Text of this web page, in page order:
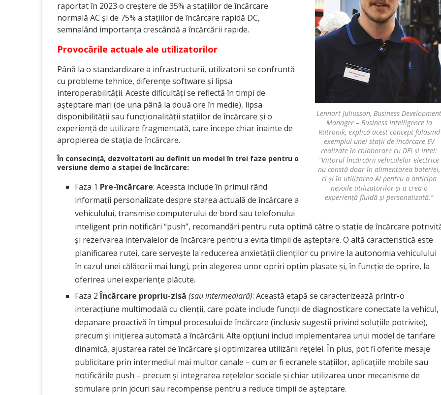
Lennart Juliusson, Business Development
Manager – Business Intelligence la
Rutronik, explică acest concept folosind
exemplul unei stații de încărcare EV
realizate în colaborare cu DFI și Intel:
“Viitorul încărcării vehiculelor electrice
nu constă doar în alimentarea bateriei,
ci și în utilizarea AI pentru a anticipa
nevoile utilizatorilor și a crea o
experiență fluidă și personalizată.”
raportat în 2023 o creștere de 35% a stațiilor de încărcare
normală AC și de 75% a stațiilor de încărcare rapidă DC,
semnalând importanța crescândă a încărcării rapide.
Provocările actuale ale utilizatorilor
Până la o standardizare a infrastructurii, utilizatorii se confruntă
cu probleme tehnice, diferențe software și lipsa
interoperabilității. Aceste dificultăți se reflectă în timpi de
așteptare mari (de una până la două ore în medie), lipsa
disponibilității sau funcționalității stațiilor de încărcare și o
experiență de utilizare fragmentată, care începe chiar înainte de
apropierea de stația de încărcare.
În consecință, dezvoltatorii au definit un model în trei faze pentru o
versiune demo a stației de încărcare:
Faza 1 Pre-încărcare: Aceasta include în primul rând
informații personalizate despre starea actuală de încărcare a
vehiculului, transmise computerului de bord sau telefonului
inteligent prin notificări “push”, recomandări pentru ruta optimă către o stație de încărcare
și rezervarea intervalelor de încărcare pentru a evita timpii de așteptare. O altă caracteristică este
planificarea rutei, care servește la reducerea anxietății clienților cu privire la autonomia vehiculului
în cazul unei călătorii mai lungi, prin alegerea unor opriri optim plasate și, în funcție de oprire, la
oferirea unei experiențe plăcute.
Faza 2Încărcare propriu-zisă (sau intermediară): Această etapă se caracterizează printr-o
interacțiune multimodală cu clienții, care poate include funcții de diagnosticare conectate la vehicul,
depanare proactivă în timpul procesului de încărcare (inclusiv sugestii privind soluțiile potrivite),
precum și inițierea automată a încărcării. Alte opțiuni includ implementarea unui model de tarifare
dinamică, ajustarea ratei de încărcare și optimizarea utilizării rețelei. În plus, pot fi oferite mesaje
publicitare prin intermediul mai multor canale – cum ar fi ecranele stațiilor, aplicațiile mobile sau
notificările push – precum și integrarea rețelelor sociale și chiar utilizarea unor mecanisme de
stimulare prin jocuri sau recompense pentru a reduce timpii de așteptare.